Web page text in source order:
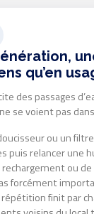
qu’en
des passages
se voient pas
ou un
puis relancer une
ou
forcément
finit par